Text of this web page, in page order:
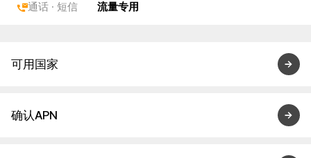
通话 · 短信 流量专用
可用国家
确认APN